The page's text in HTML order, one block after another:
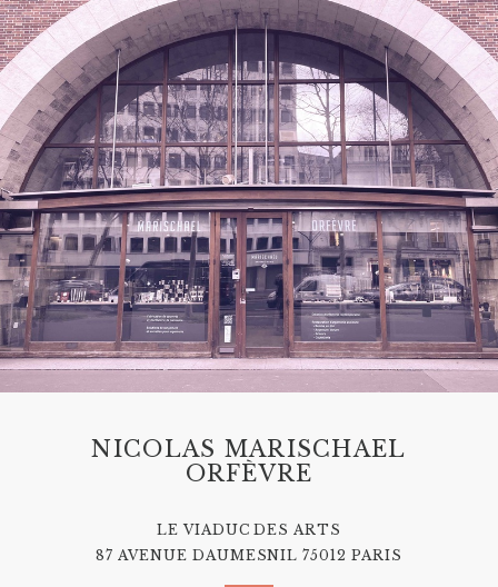
NICOLAS MARISCHAEL
ORFÈVRE
LE VIADUC DES ARTS
87 AVENUE DAUMESNIL 75012 PARIS